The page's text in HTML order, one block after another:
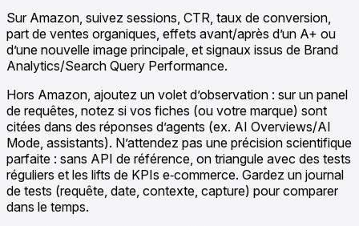
Sur Amazon, suivez sessions, CTR, taux de conversion,
part de ventes organiques, effets avant/après d’un A+ ou
d’une nouvelle image principale, et signaux issus de Brand
Analytics/Search Query Performance.
Hors Amazon, ajoutez un volet d’observation : sur un panel
de requêtes, notez si vos fiches (ou votre marque) sont
citées dans des réponses d’agents (ex. AI Overviews/AI
Mode, assistants). N’attendez pas une précision scientifique
parfaite : sans API de référence, on triangule avec des tests
réguliers et les lifts de KPIs e‑commerce. Gardez un journal
de tests (requête, date, contexte, capture) pour comparer
dans le temps.